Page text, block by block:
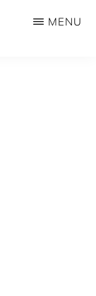
MENU